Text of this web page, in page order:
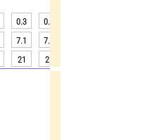
0.3 0.3
7.1 7.2
21 21